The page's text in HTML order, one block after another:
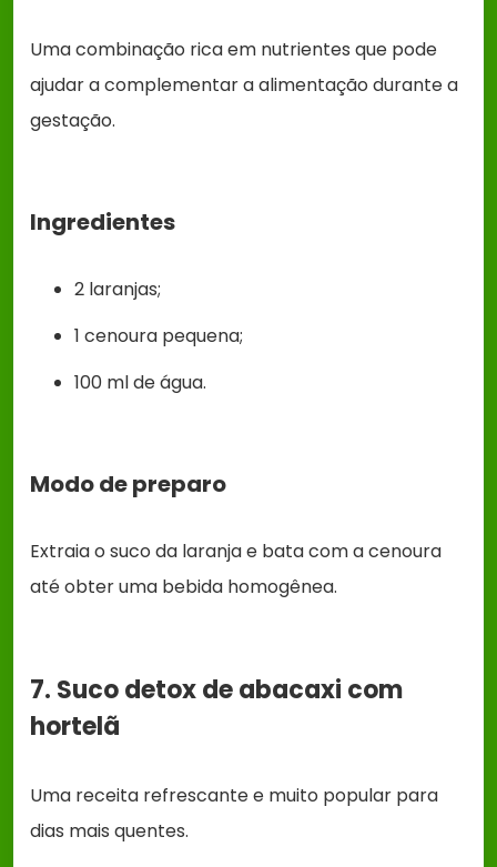
Uma combinação rica em nutrientes que pode
ajudar a complementar a alimentação durante a
gestação.
Ingredientes
2 laranjas;
1 cenoura pequena;
100 ml de água.
Modo de preparo
Extraia o suco da laranja e bata com a cenoura
até obter uma bebida homogênea.
7. Suco detox de abacaxi com
hortelã
Uma receita refrescante e muito popular para
dias mais quentes.